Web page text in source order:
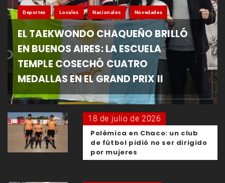
Deportes Locales Nacionales Novedades
EL TAEKWONDO CHAQUEÑO BRILLÓ
EN BUENOS AIRES: LA ESCUELA
TEMPLE COSECHÓ CUATRO
MEDALLAS EN EL GRAND PRIX II
18 de julio de 2026
Polémica en Chaco: un club
de fútbol pidió no ser dirigido
por mujeres